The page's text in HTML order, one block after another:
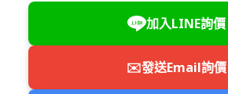
加入LINE詢價
✉️發送Email詢價